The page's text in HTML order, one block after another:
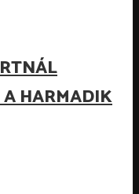
HARMADIK